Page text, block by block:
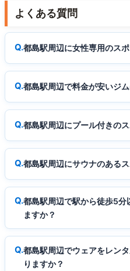
よくある質問
都島駅周辺に女性専用のス
都島駅周辺で料金が安いジ
都島駅周辺にプール付きの
都島駅周辺にサウナのある
都島駅周辺で駅から徒歩5分
ますか？
都島駅周辺でウェアをレン
りますか？